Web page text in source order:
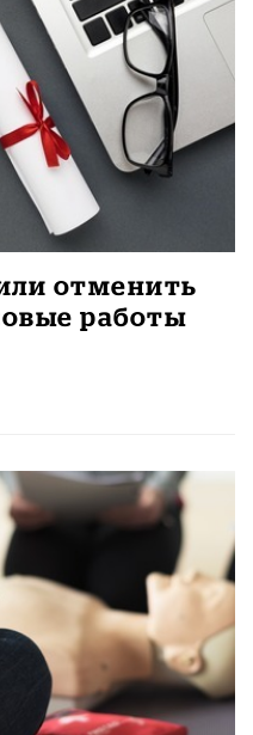
отменить
работы